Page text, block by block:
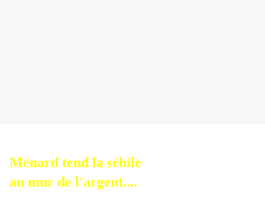
Ménard tend la sébile
au mur de l'argent....